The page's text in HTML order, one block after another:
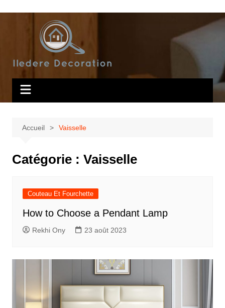
Accueil Vaisselle
Catégorie : Vaisselle
Couteau Et Fourchette
How to Choose a Pendant Lamp
Rekhi Ony 23 août 2023